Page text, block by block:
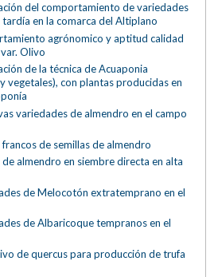
del comportamiento de variedades
en la comarca del Altiplano
agrónomico y aptitud calidad
Olivo
de la técnica de Acuaponia
vegetales), con plantas producidas en
variedades de almendro en el campo
de semillas de almendro
almendro en siembre directa en alta
de Melocotón extratemprano en el
de Albaricoque tempranos en el
de quercus para producción de trufa